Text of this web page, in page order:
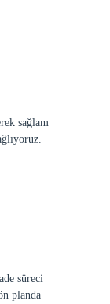
sağlam
süreci
planda